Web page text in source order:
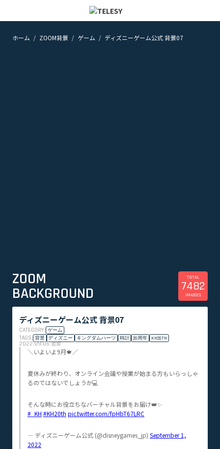
ホーム
ホーム ZOOM背景 ゲーム ディズニーゲーム公式 背景07
ZOOM
BACKGROUND
TOTAL
7482
IMAGES
ディズニーゲーム公式 背景07
CATEGORY: ゲーム
TAGS: 背景 ディズニー キングダムハーツ 時計 20周年 KH20TH
2022.09.06追加
＼いよいよ9月🍁／
夏休みが終わり、オンライン会議や授業が始まる方もいらっしゃ
るのではないでしょうか💻
そんな時にお役立ちなバーチャル背景をお届け👑✨
#_KH #KH20th pic.twitter.com/fpHbT67LRC
— ディズニーゲーム公式 (@disneygames_jp) September 1,
2022